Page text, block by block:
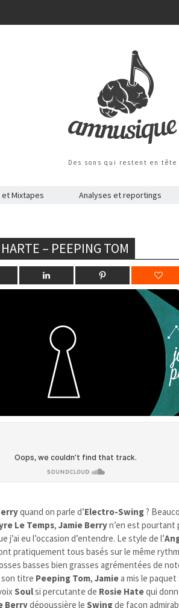
Des sons qui restent en tête
Mixtapes Analyses et reportings
– PEEPING TOM
quand on parle d’Electro-Swing?
Le Temps,Jamie Berryn’en est pourtant
j’ai eu l’occasion d’entendre. Le style de l’
pratiquement tous basés sur le même
basses bien grasses agrémentées de
son titre Peeping Tom,Jamiea mis le
Soulsi percutante de Rosie Hatequi
Berrydépoussière leSwingde façon